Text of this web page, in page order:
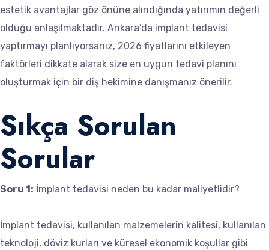
estetik avantajlar göz önüne alındığında yatırımın değerli
olduğu anlaşılmaktadır. Ankara’da implant tedavisi
yaptırmayı planlıyorsanız, 2026 fiyatlarını etkileyen
faktörleri dikkate alarak size en uygun tedavi planını
oluşturmak için bir diş hekimine danışmanız önerilir.
Sıkça Sorulan
Sorular
Soru 1: İmplant tedavisi neden bu kadar maliyetlidir?
İmplant tedavisi, kullanılan malzemelerin kalitesi, kullanılan
teknoloji, döviz kurları ve küresel ekonomik koşullar gibi